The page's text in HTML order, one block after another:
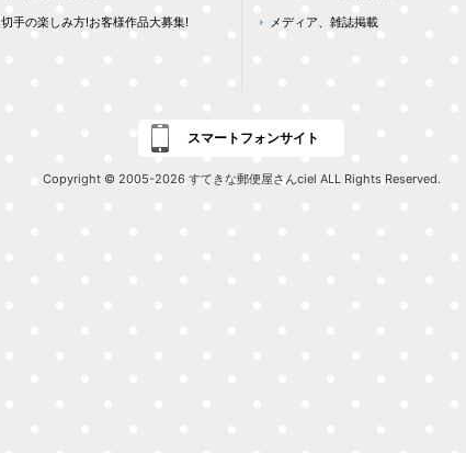
切手の楽しみ方!お客様作品大募集!
メディア、雑誌掲載
スマートフォンサイト
Copyright © 2005-2026 すてきな郵便屋さんciel ALL Rights Reserved.